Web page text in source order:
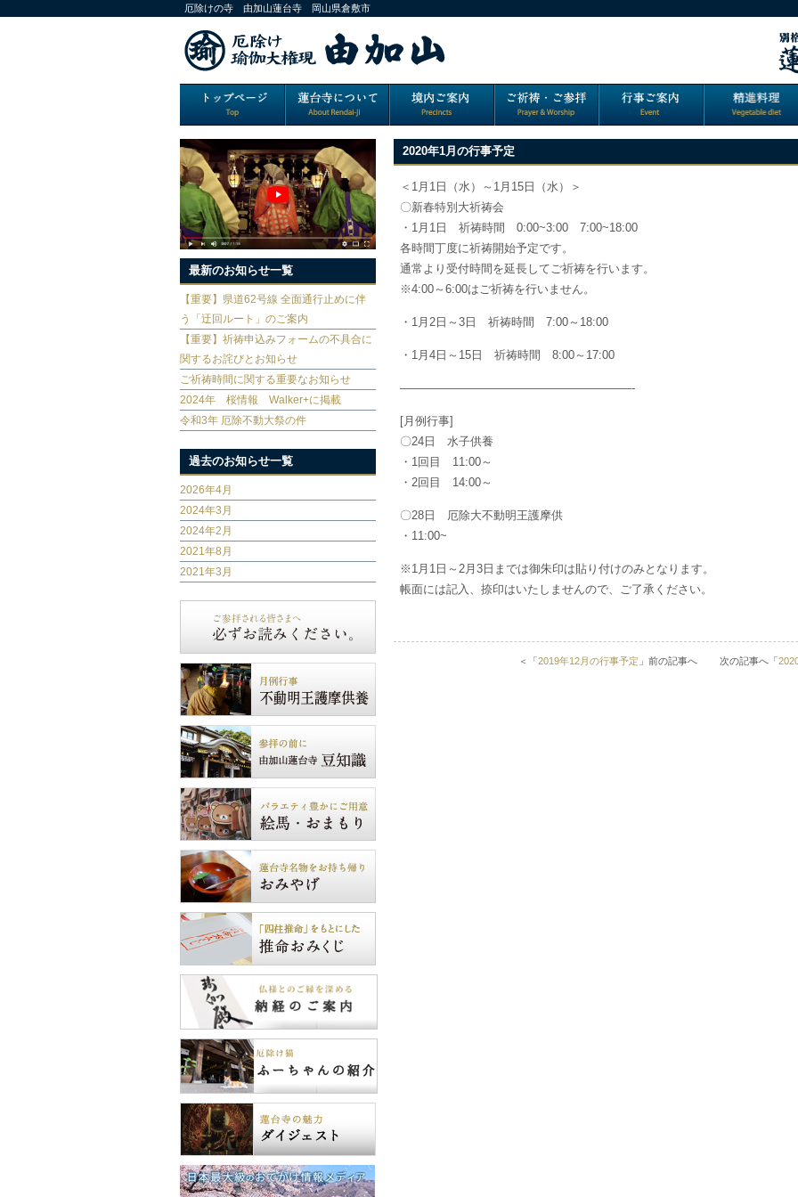
厄除けの寺 由加山蓮台寺 岡山県倉敷市
最新のお知らせ一覧
【重要】県道62号線 全面通行止めに伴
う「迂回ルート」のご案内
【重要】祈祷申込みフォームの不具合に
関するお詫びとお知らせ
ご祈祷時間に関する重要なお知らせ
2024年 桜情報 Walker+に掲載
令和3年 厄除不動大祭の件
過去のお知らせ一覧
2026年4月
2024年3月
2024年2月
2021年8月
2021年3月
2020年1月の行事予定
＜1月1日（水）～1月15日（水）＞
〇新春特別大祈祷会
・1月1日 祈祷時間 0:00~3:00 7:00~18:00
各時間丁度に祈祷開始予定です。
通常より受付時間を延長してご祈祷を行います。
※4:00～6:00はご祈祷を行いません。
・1月2日～3日 祈祷時間 7:00～18:00
・1月4日～15日 祈祷時間 8:00～17:00
————————————————————-
[月例行事]
〇24日 水子供養
・1回目 11:00～
・2回目 14:00～
〇28日 厄除大不動明王護摩供
・11:00~
※1月1日～2月3日までは御朱印は貼り付けのみとなります。
帳面には記入、捺印はいたしませんので、ご了承ください。
＜「2019年12月の行事予定 」前の記事へ 次の記事へ「